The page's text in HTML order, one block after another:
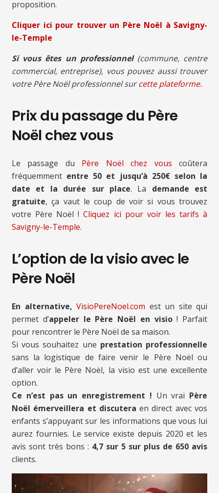
proposition.
Cliquer ici pour trouver un Père Noël à Savigny-
le-Temple
Si vous êtes un professionnel(commune, centre
commercial, entreprise), vous pouvez aussi trouver
votre Père Noël professionnel surcette plateforme.
Prix du passage du Père
Noël chez vous
Le passage du Père Noël chez vous coûtera
fréquemment entre 50 et jusqu’à 250€ selon la
date et la durée sur place. La demande est
gratuite, ça vaut le coup de voir si vous trouvez
votre Père Noël !Cliquez ici pour voir les tarifs à
Savigny-le-Temple.
L’option de la visio avec le
Père Noël
En alternative, VisioPereNoel.com est un site qui
permet d’appeler le Père Noël en visio! Parfait
pour rencontrer le Père Noël de sa maison.
Si vous souhaitez une prestation professionnelle
sans la logistique de faire venir le Père Noël ou
d’aller voir le Père Noël, la visio est une excellente
option.
Ce n’est pas un enregistrement ! Un vrai Père
Noël émerveillera et discutera en direct avec vos
enfants s’appuyant sur les informations que vous lui
aurez fournies. Le service existe depuis 2020 et les
avis sont très bons : 4,7 sur 5 sur plus de 650 avis
clients.